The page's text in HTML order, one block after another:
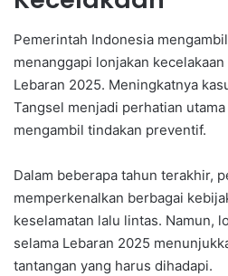
Pemerintah Indonesia
menanggapi lonjakan
Lebaran 2025. Meningkatnya
Tangsel menjadi perhatian
mengambil tindakan preventif.
Dalam beberapa tahun terakhir,
memperkenalkan berbagai
keselamatan lalu lintas. Namun,
selama Lebaran 2025
tantangan yang harus dihadapi.